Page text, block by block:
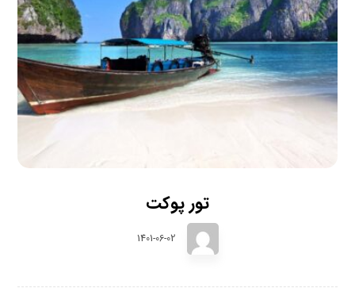
تور پوکت
1401-06-02